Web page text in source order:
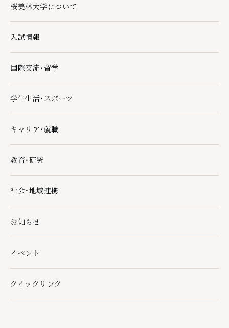
桜美林大学について
桜美林大学についての下層ページ一覧を開く
入試情報
入試情報の下層ページ一覧を開く
国際交流・留学
国際交流・留学の下層ページ一覧を開く
学生生活・スポーツ
学生生活・スポーツの下層ページ一覧を開く
キャリア・就職
キャリア・就職の下層ページ一覧を開く
教育・研究
教育・研究の下層ページ一覧を開く
社会・地域連携
社会・地域連携の下層ページ一覧を開く
お知らせ
イベント
クイックリンク
クイックリンクの下層ページ一覧を開く